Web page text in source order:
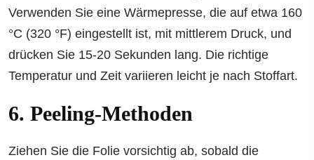
Verwenden Sie eine Wärmepresse, die auf etwa 160
°C (320 °F) eingestellt ist, mit mittlerem Druck, und
drücken Sie 15-20 Sekunden lang. Die richtige
Temperatur und Zeit variieren leicht je nach Stoffart.
6. Peeling-Methoden
Ziehen Sie die Folie vorsichtig ab, sobald die